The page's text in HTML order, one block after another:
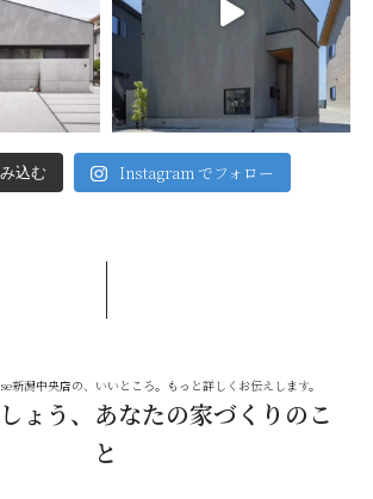
込む Instagram でフォロー
新潟中央店の、いいところ。もっと詳しくお伝えします。
ょう、あなたの家づくりのこ
と